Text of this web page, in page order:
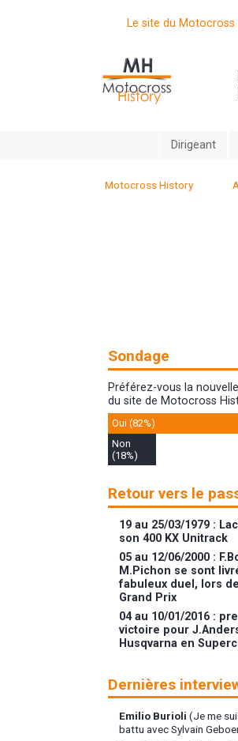
Le site du
Dirigeant
Motocross History
Sondage
Préférez-vous la
du site de Motocross
Oui (82%)
Non
(18%)
Retour vers le
19 au 25/03/1979 :
son 400 KX Unitrack
05 au 12/06/2000 :
M.Pichon se sont
fabuleux duel, lors
Grand Prix
04 au 10/01/2016 :
victoire pour
Husqvarna en
Dernières
Emilio Burioli (Je me
battu avec Sylvain